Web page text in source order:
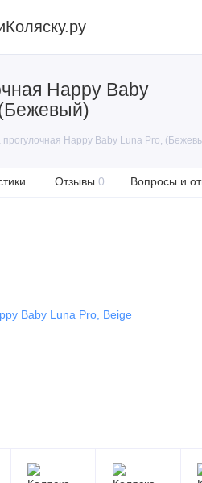
Happy Baby
прогулочная Happy Baby Luna Pro,
Отзывы 0 Вопросы и